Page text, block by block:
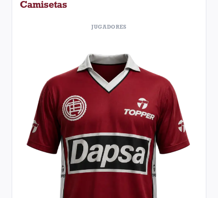
Camisetas
JUGADORES